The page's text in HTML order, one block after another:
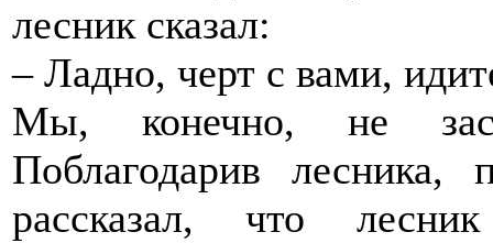
лесник сказал:
– Ладно, черт с вами,
Мы, конечно, не
Поблагодарив
рассказал, что